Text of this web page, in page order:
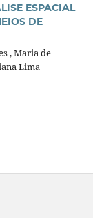
ESPACIAL
DE
, Maria de
Lima